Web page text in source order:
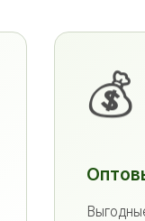
💰